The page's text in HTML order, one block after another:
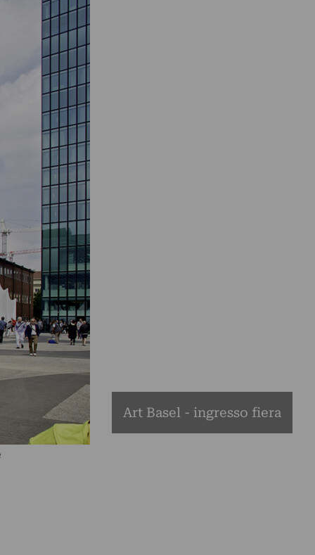
Art Basel - ingresso fiera